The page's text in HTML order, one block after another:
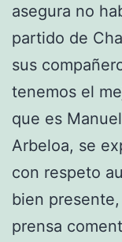
asegura no
partido de
sus
tenemos el
que es
Arbeloa, se
con respeto
bien
prensa